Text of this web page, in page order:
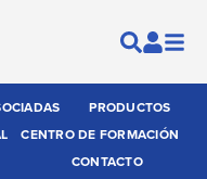
PRODUCTOS
CENTRO DE FORMACIÓN
CONTACTO